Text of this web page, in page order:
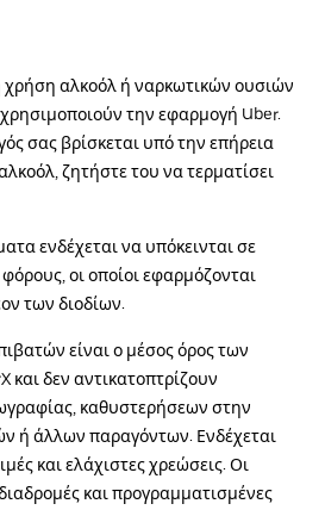
χρήση αλκοόλ ή ναρκωτικών ουσιών
την εφαρμογή Uber.
σας βρίσκεται υπό την επήρεια
ζητήστε του να τερματίσει
ενδέχεται να υπόκεινται σε
οι οποίοι εφαρμόζονται
των διοδίων.
είναι ο μέσος όρος των
και δεν αντικατοπτρίζουν
καθυστερήσεων στην
ή άλλων παραγόντων. Ενδέχεται
και ελάχιστες χρεώσεις. Οι
και προγραμματισμένες